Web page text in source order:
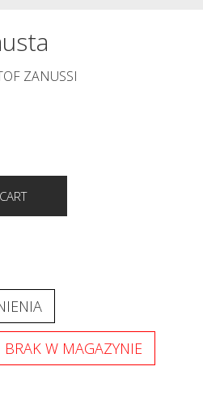
ZANUSSI
BRAK W MAGAZYNIE